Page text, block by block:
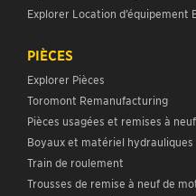
Explorer Location d’équipement
PIÈCES
Explorer Pièces
Toromont Remanufacturing
Pièces usagées et remises à neuf
Boyaux et matériel hydrauliques
Train de roulement
Trousses de remise à neuf de